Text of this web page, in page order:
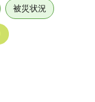
被災状況